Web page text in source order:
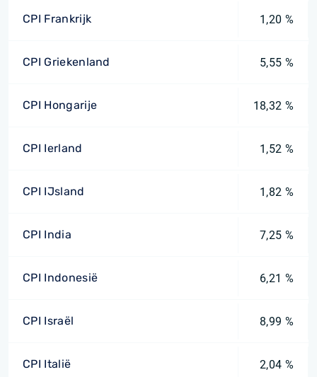
CPI Frankrijk 1,20 %
CPI Griekenland 5,55 %
CPI Hongarije 18,32 %
CPI Ierland 1,52 %
CPI IJsland 1,82 %
CPI India 7,25 %
CPI Indonesië 6,21 %
CPI Israël 8,99 %
CPI Italië 2,04 %